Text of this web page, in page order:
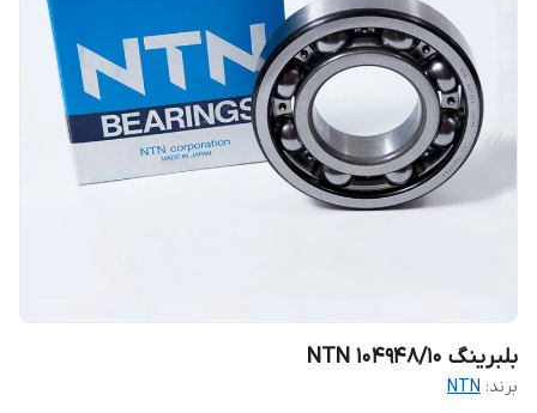
بلبرینگ 104948/10 NTN
برند: NTN